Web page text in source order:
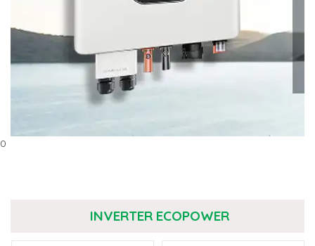
0
INVERTER ECOPOWER